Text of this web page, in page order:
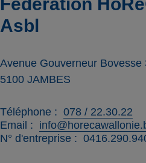
Fédération
Asbl
Avenue Gouverneur Bovesse
5100 JAMBES
Téléphone
078 / 22.30.22
Email
N° d'entreprise